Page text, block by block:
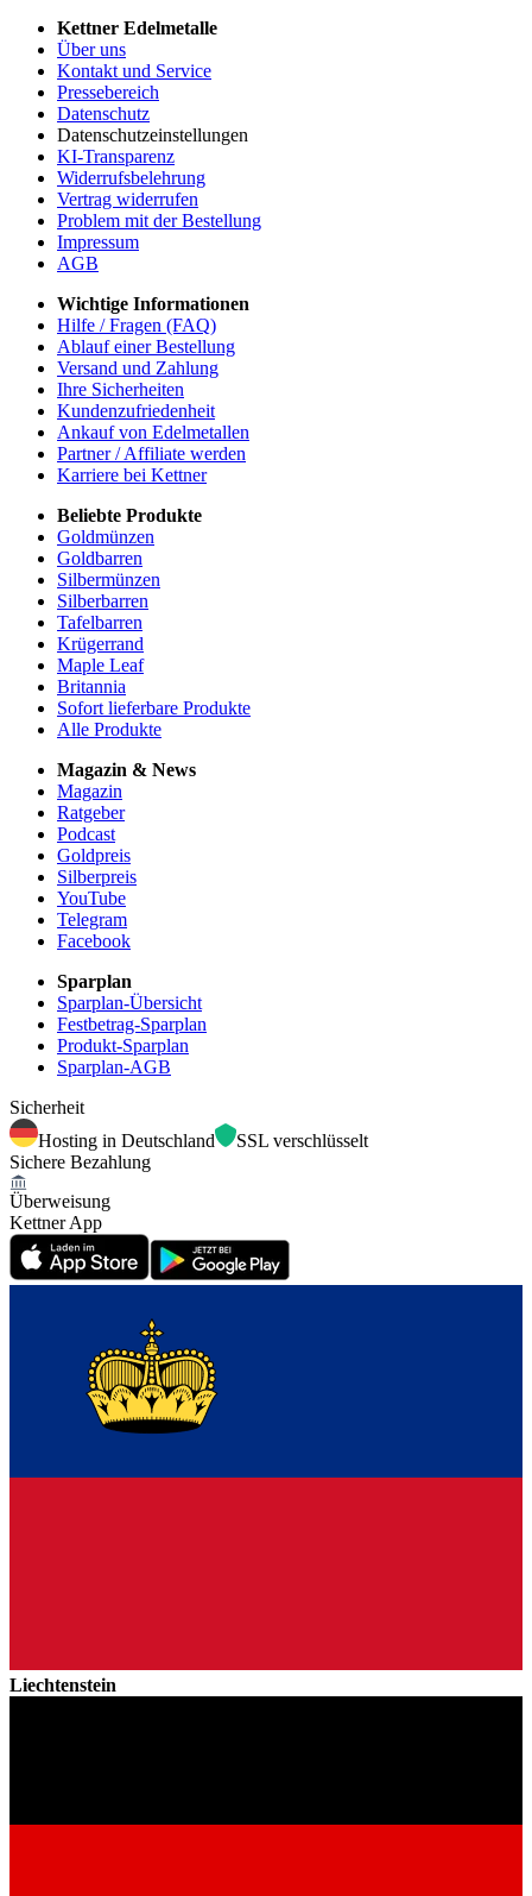
Kettner Edelmetalle
Über uns
Kontakt und Service
Pressebereich
Datenschutz
Datenschutzeinstellungen
KI-Transparenz
Widerrufsbelehrung
Vertrag widerrufen
Problem mit der Bestellung
Impressum
AGB
Wichtige Informationen
Hilfe / Fragen (FAQ)
Ablauf einer Bestellung
Versand und Zahlung
Ihre Sicherheiten
Kundenzufriedenheit
Ankauf von Edelmetallen
Partner / Affiliate werden
Karriere bei Kettner
Beliebte Produkte
Goldmünzen
Goldbarren
Silbermünzen
Silberbarren
Tafelbarren
Krügerrand
Maple Leaf
Britannia
Sofort lieferbare Produkte
Alle Produkte
Magazin & News
Magazin
Ratgeber
Podcast
Goldpreis
Silberpreis
YouTube
Telegram
Facebook
Sparplan
Sparplan-Übersicht
Festbetrag-Sparplan
Produkt-Sparplan
Sparplan-AGB
Sicherheit
Hosting in Deutschland
SSL verschlüsselt
Sichere Bezahlung
Überweisung
Kettner App
Liechtenstein